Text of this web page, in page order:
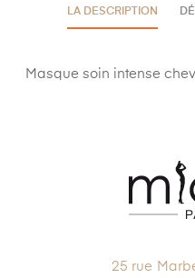
LA DESCRIPTION
Masque soin intense
25 rue